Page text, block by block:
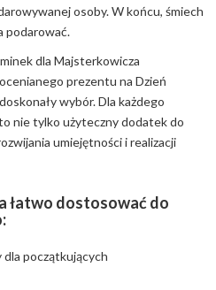
osoby. W końcu, śmiech
podarować.
dla Majsterkowicza
prezentu na Dzień
wybór. Dla każdego
nie tylko użyteczny dodatek do
umiejętności i realizacji
łatwo dostosować do
dla początkujących